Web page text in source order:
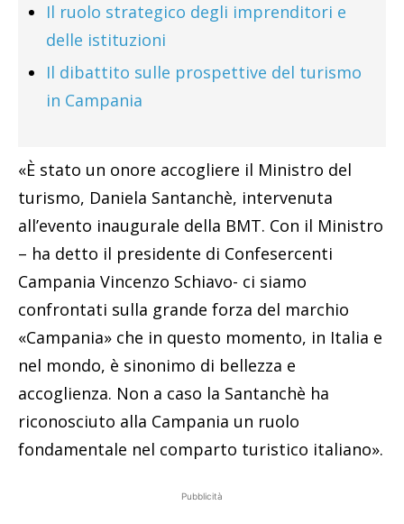
Il ruolo strategico degli imprenditori e
delle istituzioni
Il dibattito sulle prospettive del turismo
in Campania
«È stato un onore accogliere il Ministro del
turismo, Daniela Santanchè, intervenuta
all’evento inaugurale della BMT. Con il Ministro
– ha detto il presidente di Confesercenti
Campania Vincenzo Schiavo- ci siamo
confrontati sulla grande forza del marchio
«Campania» che in questo momento, in Italia e
nel mondo, è sinonimo di bellezza e
accoglienza. Non a caso la Santanchè ha
riconosciuto alla Campania un ruolo
fondamentale nel comparto turistico italiano».
Pubblicità